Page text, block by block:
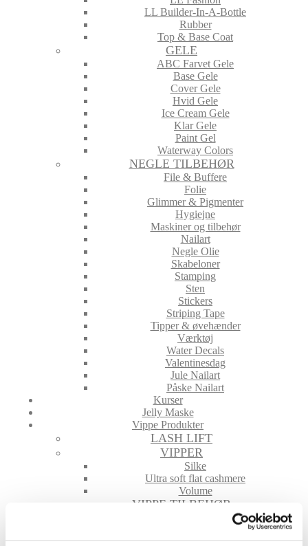
LL Builder-In-A-Bottle
Rubber
Top & Base Coat
GELE
ABC Farvet Gele
Base Gele
Cover Gele
Hvid Gele
Ice Cream Gele
Klar Gele
Paint Gel
Waterway Colors
NEGLE TILBEHØR
File & Buffere
Folie
Glimmer & Pigmenter
Hygiejne
Maskiner og tilbehør
Nailart
Negle Olie
Skabeloner
Stamping
Sten
Stickers
Striping Tape
Tipper & øvehænder
Værktøj
Water Decals
Valentinesdag
Jule Nailart
Påske Nailart
Kurser
Jelly Maske
Vippe Produkter
LASH LIFT
VIPPER
Silke
Ultra soft flat cashmere
Volume
VIPPE TILBEHØR
Hjælpemidler